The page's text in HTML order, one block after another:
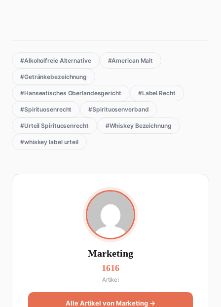
#Alkoholfreie Alternative #American Malt
#Getränkebezeichnung
#Hanseatisches Oberlandesgericht #Label Recht
#Spirituosenrecht #Spirituosenverband
#Urteil Spirituosenrecht #Whiskey Bezeichnung
#whiskey label urteil
Marketing
1616
Artikel
Alle Artikel von Marketing →